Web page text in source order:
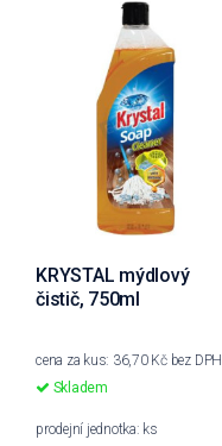
KRYSTAL mýdlový
čistič, 750ml
cena za kus: 36,70 Kč bez DPH
Skladem
prodejní jednotka: ks